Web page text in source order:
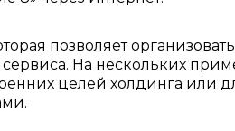
позволяет организовать
На нескольких
целей холдинга или